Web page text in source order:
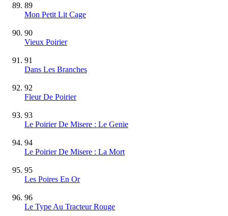
89
Mon Petit Lit Cage
90
Vieux Poirier
91
Dans Les Branches
92
Fleur De Poirier
93
Le Poirier De Misere : Le Genie
94
Le Poirier De Misere : La Mort
95
Les Poires En Or
96
Le Type Au Tracteur Rouge